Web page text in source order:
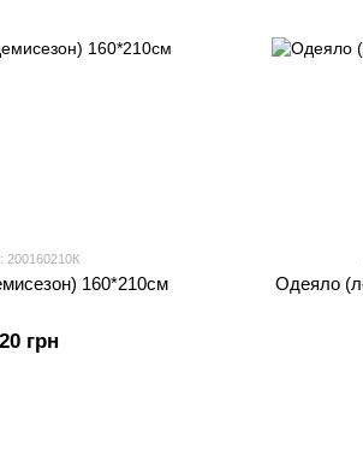
200160210К
160*210см
грн
Одеяло